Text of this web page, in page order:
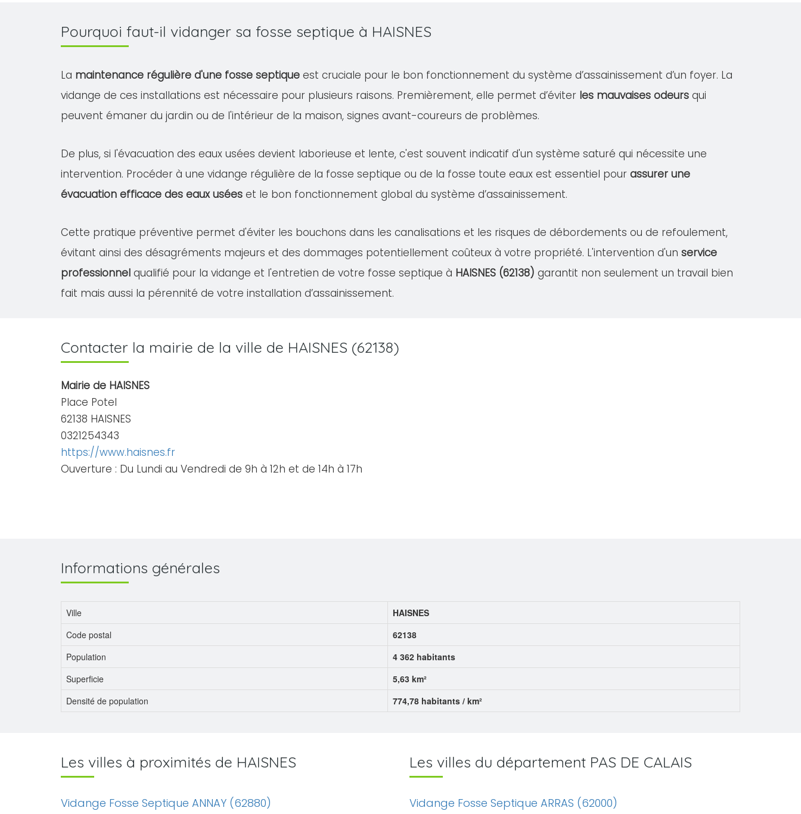
Pourquoi faut-il vidanger sa fosse septique à HAISNES
La maintenance régulière d'une fosse septique est cruciale pour le bon fonctionnement du système d’assainissement d’un foyer. La
vidange de ces installations est nécessaire pour plusieurs raisons. Premièrement, elle permet d’éviter les mauvaises odeurs qui
peuvent émaner du jardin ou de l'intérieur de la maison, signes avant-coureurs de problèmes.
De plus, si l'évacuation des eaux usées devient laborieuse et lente, c'est souvent indicatif d'un système saturé qui nécessite une
intervention. Procéder à une vidange régulière de la fosse septique ou de la fosse toute eaux est essentiel pour assurer une
évacuation efficace des eaux usées et le bon fonctionnement global du système d’assainissement.
Cette pratique préventive permet d'éviter les bouchons dans les canalisations et les risques de débordements ou de refoulement,
évitant ainsi des désagréments majeurs et des dommages potentiellement coûteux à votre propriété. L'intervention d'un service
professionnel qualifié pour la vidange et l'entretien de votre fosse septique à HAISNES (62138) garantit non seulement un travail bien
fait mais aussi la pérennité de votre installation d’assainissement.
Contacter la mairie de la ville de HAISNES (62138)
Mairie de HAISNES
Place Potel
62138 HAISNES
0321254343
https://www.haisnes.fr
Ouverture : Du Lundi au Vendredi de 9h à 12h et de 14h à 17h
Informations générales
Ville
HAISNES
Code postal
62138
Population
4 362 habitants
Superficie
5,63 km²
Densité de population
774,78 habitants / km²
Les villes à proximités de HAISNES
Vidange Fosse Septique ANNAY (62880)
Les villes du département PAS DE CALAIS
Vidange Fosse Septique ARRAS (62000)